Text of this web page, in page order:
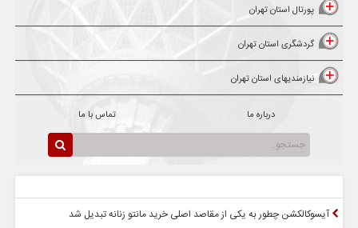
پورتال استان تهران
گردشگری استان تهران
نیازمندیهای استان تهران
درباره ما تماس با ما
آیسوکالکشن چطور به یکی از مقاصد اصلی خرید مانتو زنانه تبدیل شد